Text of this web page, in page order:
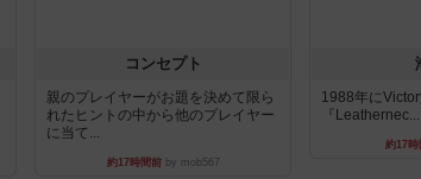
コンセプト
親のプレイヤーがお題を決めて限ら
れたヒントの中から他のプレイヤー
に当て...
約17時間前by mob567
1988年に
『Leathernec...
約17時